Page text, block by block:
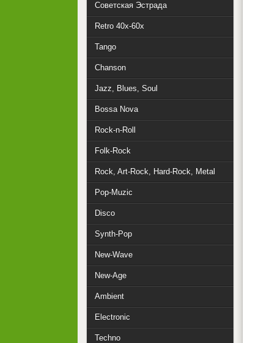
Советская Эстрада
Retro 40x-60x
Tango
Chanson
Jazz, Blues, Soul
Bossa Nova
Rock-n-Roll
Folk-Rock
Rock, Art-Rock, Hard-Rock, Metal
Pop-Muzic
Disco
Synth-Pop
New-Wave
New-Age
Ambient
Electronic
Techno